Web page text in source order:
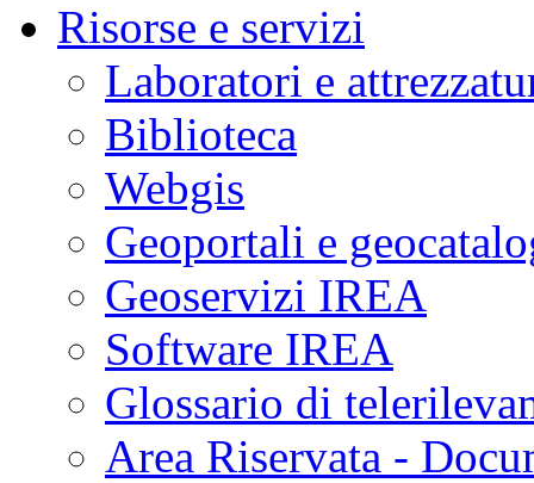
Risorse e servizi
Laboratori e
Biblioteca
Webgis
Geoportali e
Geoservizi IREA
Software IREA
Glossario di
Area Riservata -